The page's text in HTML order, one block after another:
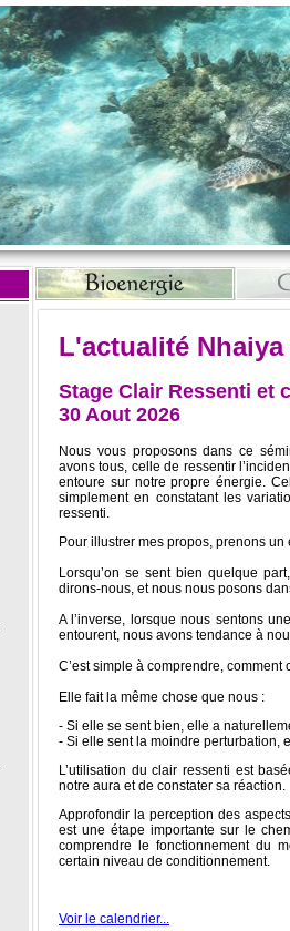
L'actualité Nhaiya
Stage Clair Ressenti et
30 Aout 2026
Nous vous proposons dans ce
avons tous, celle de ressentir
entoure sur notre propre énergie.
simplement en constatant les
ressenti.
Pour illustrer mes propos, prenons un
Lorsqu’on se sent bien quelque
dirons-nous, et nous nous posons
A l’inverse, lorsque nous sentons
entourent, nous avons tendance à
C’est simple à comprendre,
Elle fait la même chose que nous :
- Si elle se sent bien, elle a
- Si elle sent la moindre perturbation,
L’utilisation du clair ressenti est
notre aura et de constater sa réaction.
Approfondir la perception des
est une étape importante sur le
comprendre le fonctionnement du
certain niveau de conditionnement.
Voir le calendrier...